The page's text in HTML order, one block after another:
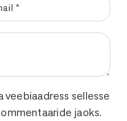
väljad on tähistatud*-ga
*
veebiaadress sellesse
jaoks.